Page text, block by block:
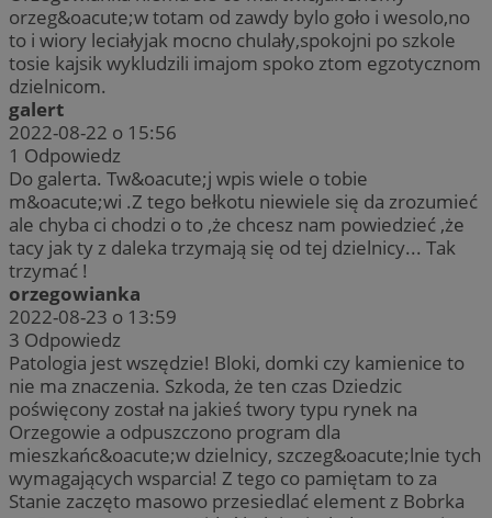
orzeg&oacute;w totam od zawdy bylo goło i wesolo,no
to i wiory leciałyjak mocno chulały,spokojni po szkole
tosie kajsik wykludzili imajom spoko ztom egzotycznom
dzielnicom.
galert
2022-08-22 o 15:56
1 Odpowiedz
Do galerta. Tw&oacute;j wpis wiele o tobie
m&oacute;wi .Z tego bełkotu niewiele się da zrozumieć
ale chyba ci chodzi o to ,że chcesz nam powiedzieć ,że
tacy jak ty z daleka trzymają się od tej dzielnicy... Tak
trzymać !
orzegowianka
2022-08-23 o 13:59
3 Odpowiedz
Patologia jest wszędzie! Bloki, domki czy kamienice to
nie ma znaczenia. Szkoda, że ten czas Dziedzic
poświęcony został na jakieś twory typu rynek na
Orzegowie a odpuszczono program dla
mieszkańc&oacute;w dzielnicy, szczeg&oacute;lnie tych
wymagających wsparcia! Z tego co pamiętam to za
Stanie zaczęto masowo przesiedlać element z Bobrka